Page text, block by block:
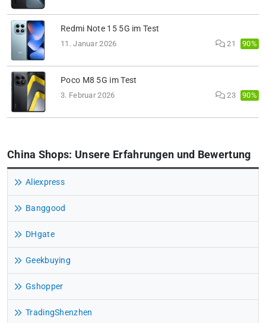
Redmi Note 15 5G im Test
11. Januar 2026 21 90%
Poco M8 5G im Test
3. Februar 2026 23 90%
China Shops: Unsere Erfahrungen und Bewertung
Aliexpress
Banggood
DHgate
Geekbuying
Gshopper
TradingShenzhen